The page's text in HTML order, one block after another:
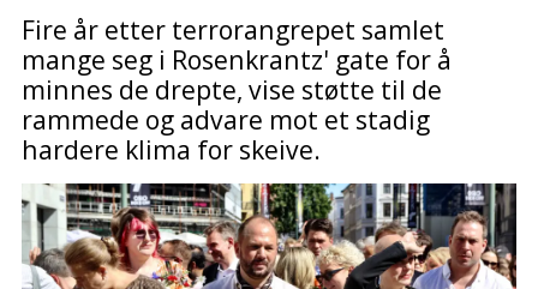
Fire år etter terrorangrepet samlet
mange seg i Rosenkrantz' gate for å
minnes de drepte, vise støtte til de
rammede og advare mot et stadig
hardere klima for skeive.